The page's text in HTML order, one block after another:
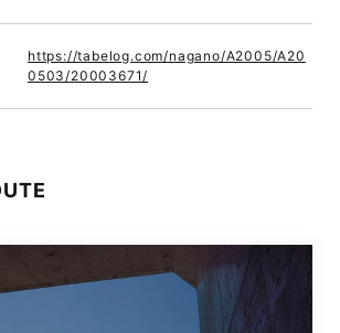
https://tabelog.com/nagano/A2005/A20
0503/20003671/